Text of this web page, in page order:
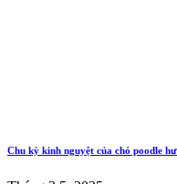
Chu kỳ kinh nguyệt của chó poodle